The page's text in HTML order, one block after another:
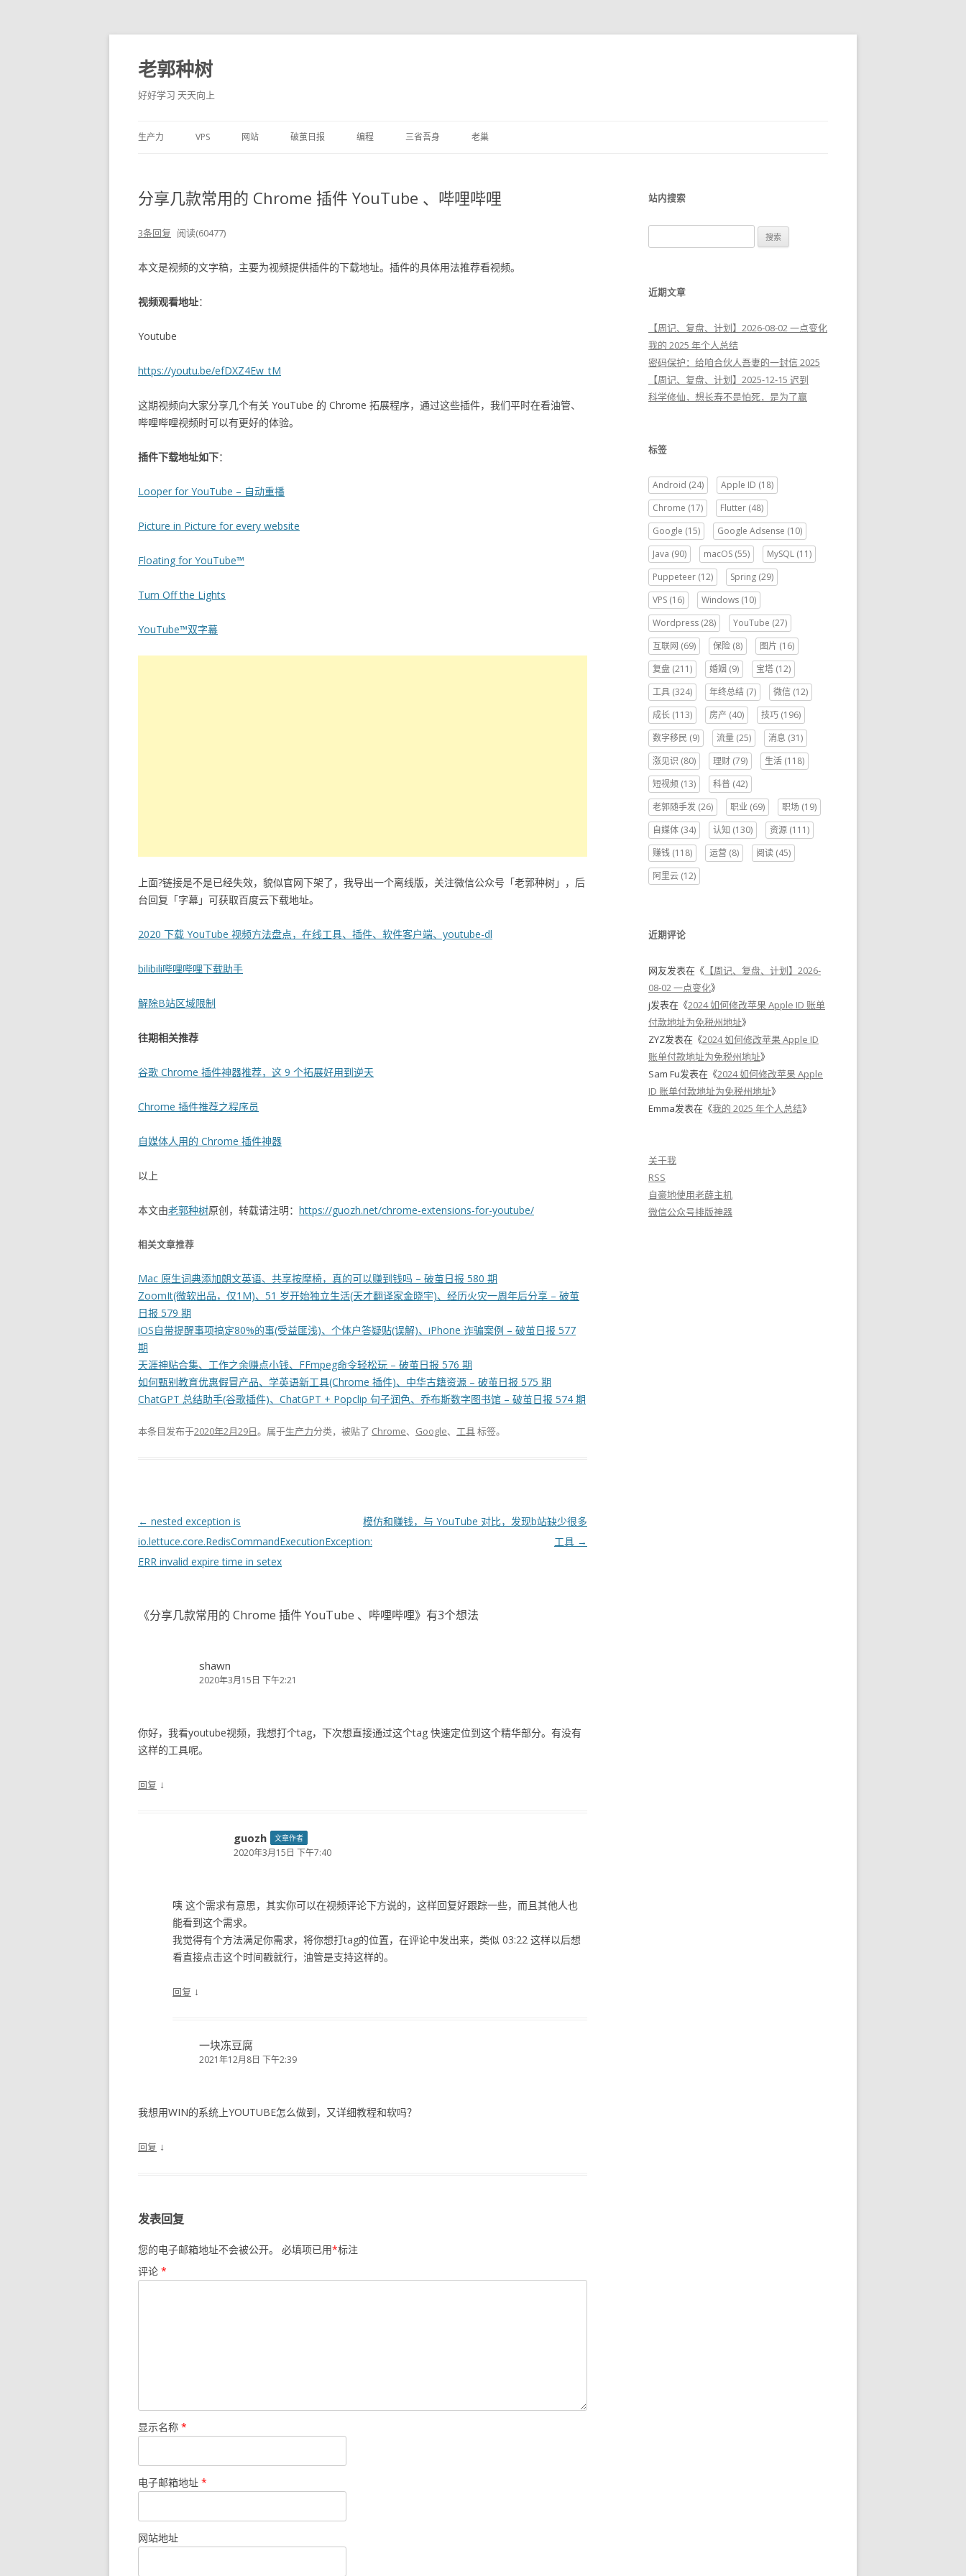
老郭种树
好好学习 天天向上
至
正
生产力 VPS 网站 破茧日报 编程 三省吾身 老巢
分享几款常用的 Chrome 插件 YouTube 、哔哩哔哩
3条回复 阅读(60477)
本文是视频的文字稿，主要为视频提供插件的下载地址。插件的具体用法推荐看视频。
视频观看地址：
Youtube
https://youtu.be/efDXZ4Ew_tM
这期视频向大家分享几个有关 YouTube 的 Chrome 拓展程序，通过这些插件，我们平时在看油管、
哔哩哔哩视频时可以有更好的体验。
插件下载地址如下：
Looper for YouTube – 自动重播
Picture in Picture for every website
Floating for YouTube™
Turn Off the Lights
YouTube™双字幕
上面?链接是不是已经失效，貌似官网下架了，我导出一个离线版，关注微信公众号「老郭种树」，后
台回复「字幕」可获取百度云下载地址。
2020 下载 YouTube 视频方法盘点，在线工具、插件、软件客户端、youtube-dl
bilibili哔哩哔哩下载助手
解除B站区域限制
往期相关推荐
谷歌 Chrome 插件神器推荐，这 9 个拓展好用到逆天
Chrome 插件推荐之程序员
自媒体人用的 Chrome 插件神器
以上
本文由老郭种树原创，转载请注明： https://guozh.net/chrome-extensions-for-youtube/
相关文章推荐
Mac 原生词典添加朗文英语、共享按摩椅，真的可以赚到钱吗 – 破茧日报 580 期
ZoomIt(微软出品，仅1M)、51 岁开始独立生活(天才翻译家金晓宇)、经历火灾一周年后分享 – 破茧
日报 579 期
iOS自带提醒事项搞定80%的事(受益匪浅)、个体户答疑贴(误解)、iPhone 诈骗案例 – 破茧日报 577
期
天涯神贴合集、工作之余赚点小钱、FFmpeg命令轻松玩 – 破茧日报 576 期
如何甄别教育优惠假冒产品、学英语新工具(Chrome 插件)、中华古籍资源 – 破茧日报 575 期
ChatGPT 总结助手(谷歌插件)、ChatGPT + Popclip 句子润色、乔布斯数字图书馆 – 破茧日报 574 期
本条目发布于2020年2月29日。属于生产力分类，被贴了 Chrome、 Google、 工具标签。
文
章
导
← nested exception is
io.lettuce.core.RedisCommandExecutionException:
ERR invalid expire time in setex
模仿和赚钱，与 YouTube 对比，发现b站缺少很多
工具 →
《分享几款常用的 Chrome 插件 YouTube 、哔哩哔哩》有3个想法
shawn
2020年3月15日 下午2:21
你好，我看youtube视频，我想打个tag，下次想直接通过这个tag 快速定位到这个精华部分。有没有
这样的工具呢。
回复 ↓
guozh 文章作者
2020年3月15日 下午7:40
咦 这个需求有意思，其实你可以在视频评论下方说的，这样回复好跟踪一些，而且其他人也
能看到这个需求。
我觉得有个方法满足你需求，将你想打tag的位置，在评论中发出来，类似 03:22 这样以后想
看直接点击这个时间戳就行，油管是支持这样的。
回复 ↓
一块冻豆腐
2021年12月8日 下午2:39
我想用WIN的系统上YOUTUBE怎么做到，又详细教程和软吗？
回复 ↓
发表回复
您的电子邮箱地址不会被公开。 必填项已用*标注
评论 *
显示名称 *
电子邮箱地址 *
网站地址
站内搜索
索
近期文章
【周记、复盘、计划】2026-08-02 一点变化
我的 2025 年个人总结
密码保护：给咱合伙人吾妻的一封信 2025
【周记、复盘、计划】2025-12-15 迟到
科学修仙，想长寿不是怕死，是为了赢
标签
Android (24) Apple ID (18)
Chrome (17) Flutter (48)
Google (15) Google Adsense (10)
Java (90) macOS (55) MySQL (11)
Puppeteer (12) Spring (29)
VPS (16) Windows (10)
Wordpress (28) YouTube (27)
互联网 (69) 保险 (8) 图片 (16)
复盘 (211) 婚姻 (9) 宝塔 (12)
工具 (324) 年终总结 (7) 微信 (12)
成长 (113) 房产 (40) 技巧 (196)
数字移民 (9) 流量 (25) 消息 (31)
涨见识 (80) 理财 (79) 生活 (118)
短视频 (13) 科普 (42)
老郭随手发 (26) 职业 (69) 职场 (19)
自媒体 (34) 认知 (130) 资源 (111)
赚钱 (118) 运营 (8) 阅读 (45)
阿里云 (12)
近期评论
网友发表在《 【周记、复盘、计划】2026-
08-02 一点变化》
j发表在《2024 如何修改苹果 Apple ID 账单
付款地址为免税州地址》
ZYZ发表在《2024 如何修改苹果 Apple ID
账单付款地址为免税州地址》
Sam Fu发表在《2024 如何修改苹果 Apple
ID 账单付款地址为免税州地址》
Emma发表在《我的 2025 年个人总结》
关于我
RSS
自豪地使用老薛主机
微信公众号排版神器